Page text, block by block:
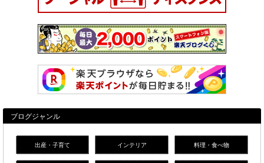
ブログジャンル
出産・子育て インテリア 料理・食べ物